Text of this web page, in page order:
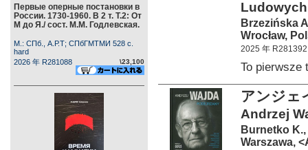
Первые оперные постановки в
России. 1730-1960. В 2 т. Т.2: От
М до Я./ сост. М.М. Годлевская.
М.: СПб., А.Р.Т; СПбГМТМИ 528 c.
hard
2026 年 R281088
\23,100
Brzezińska
Wrocław,
2025 年 R281392
To pierwsze
アンジェ
Andrzej
Burnetko K.,
Warszawa,